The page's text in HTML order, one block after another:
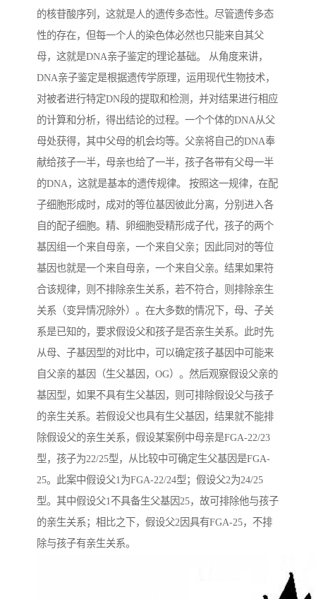
的核苷酸序列，这就是人的遗传多态性。尽管遗传多态
性的存在，但每一个人的染色体必然也只能来自其父
母，这就是DNA亲子鉴定的理论基础。 从角度来讲，
DNA亲子鉴定是根据遗传学原理，运用现代生物技术，
对被者进行特定DN段的提取和检测，并对结果进行相应
的计算和分析，得出结论的过程。一个个体的DNA从父
母处获得，其中父母的机会均等。父亲将自己的DNA奉
献给孩子一半，母亲也给了一半，孩子各带有父母一半
的DNA，这就是基本的遗传规律。 按照这一规律，在配
子细胞形成时，成对的等位基因彼此分离，分别进入各
自的配子细胞。精、卵细胞受精形成子代，孩子的两个
基因组一个来自母亲，一个来自父亲；因此同对的等位
基因也就是一个来自母亲，一个来自父亲。结果如果符
合该规律，则不排除亲生关系，若不符合，则排除亲生
关系（变异情况除外）。在大多数的情况下，母、子关
系是已知的，要求假设父和孩子是否亲生关系。此时先
从母、子基因型的对比中，可以确定孩子基因中可能来
自父亲的基因（生父基因，OG）。然后观察假设父亲的
基因型，如果不具有生父基因，则可排除假设父与孩子
的亲生关系。若假设父也具有生父基因，结果就不能排
除假设父的亲生关系，假设某案例中母亲是FGA-22/23
型，孩子为22/25型，从比较中可确定生父基因是FGA-
25。此案中假设父1为FGA-22/24型；假设父2为24/25
型。其中假设父1不具备生父基因25，故可排除他与孩子
的亲生关系；相比之下，假设父2因具有FGA-25，不排
除与孩子有亲生关系。